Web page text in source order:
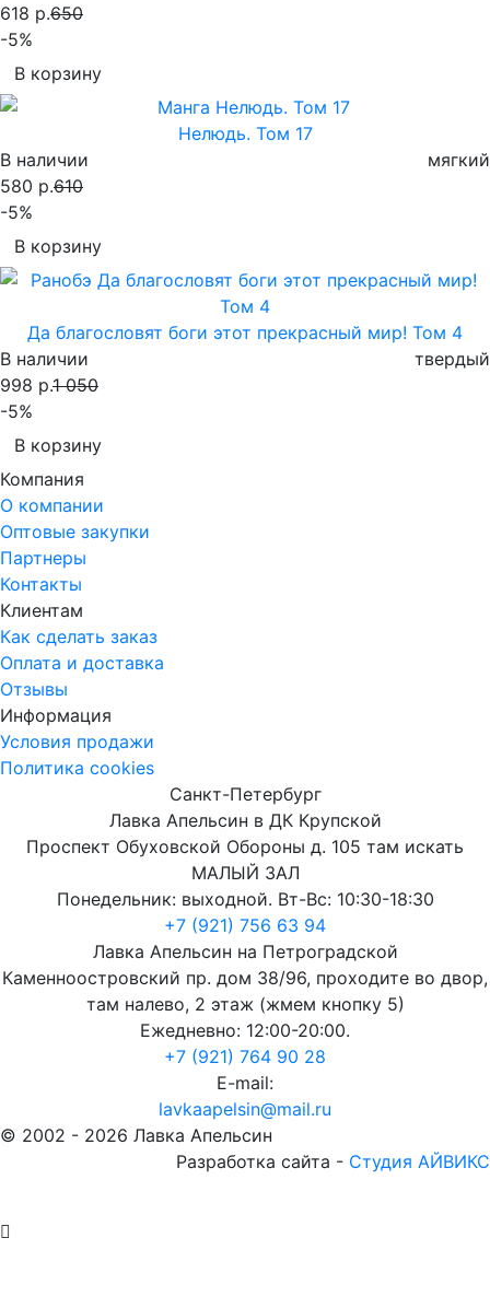
618 р.650
-5%
В корзину
Нелюдь. Том 17
В наличии
мягкий
580 р.610
-5%
В корзину
Да благословят боги этот прекрасный мир! Том 4
В наличии
твердый
998 р.1 050
-5%
В корзину
Компания
О компании
Оптовые закупки
Партнеры
Контакты
Клиентам
Как сделать заказ
Оплата и доставка
Отзывы
Информация
Условия продажи
Политика cookies
Санкт-Петербург
Лавка Апельсин в ДК Крупской
Проспект Обуховской Обороны д. 105 там искать
МАЛЫЙ ЗАЛ
Понедельник: выходной. Вт-Вс: 10:30-18:30
+7 (921) 756 63 94
Лавка Апельсин на Петроградской
Каменноостровский пр. дом 38/96, проходите во двор,
там налево, 2 этаж (жмем кнопку 5)
Ежедневно: 12:00-20:00.
+7 (921) 764 90 28
E-mail:
lavkaapelsin@mail.ru
© 2002 - 2026 Лавка Апельсин
Разработка сайта - Студия АЙВИКС